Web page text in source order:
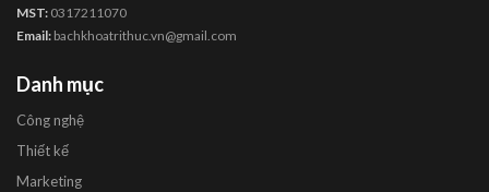
MST: 0317211070
Email: bachkhoatrithuc.vn@gmail.com
Danh mục
Công nghệ
Thiết kế
Marketing